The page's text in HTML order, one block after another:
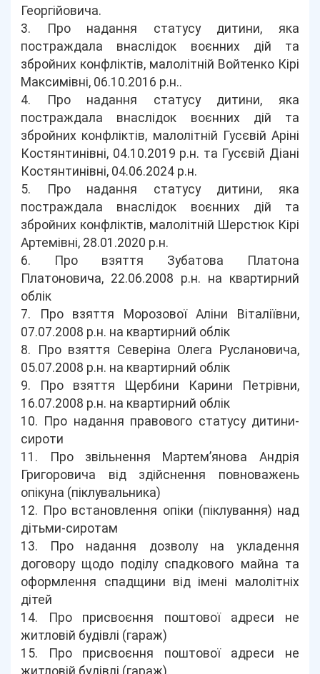
Георгійовича.
3. Про надання статусу дитини, яка
постраждала внаслідок воєнних дій та
збройних конфліктів, малолітній Войтенко Кірі
Максимівні, 06.10.2016 р.н..
4. Про надання статусу дитини, яка
постраждала внаслідок воєнних дій та
збройних конфліктів, малолітній Гусєвій Аріні
Костянтинівні, 04.10.2019 р.н. та Гусєвій Діані
Костянтинівні, 04.06.2024 р.н.
5. Про надання статусу дитини, яка
постраждала внаслідок воєнних дій та
збройних конфліктів, малолітній Шерстюк Кірі
Артемівні, 28.01.2020 р.н.
6. Про взяття Зубатова Платона
Платоновича, 22.06.2008 р.н. на квартирний
облік
7. Про взяття Морозової Аліни Віталіївни,
07.07.2008 р.н. на квартирний облік
8. Про взяття Северіна Олега Руслановича,
05.07.2008 р.н. на квартирний облік
9. Про взяття Щербини Карини Петрівни,
16.07.2008 р.н. на квартирний облік
10. Про надання правового статусу дитини-
сироти
11. Про звільнення Мартем’янова Андрія
Григоровича від здійснення повноважень
опікуна (піклувальника)
12. Про встановлення опіки (піклування) над
дітьми-сиротам
13. Про надання дозволу на укладення
договору щодо поділу спадкового майна та
оформлення спадщини від імені малолітніх
дітей
14. Про присвоєння поштової адреси не
житловій будівлі (гараж)
15. Про присвоєння поштової адреси не
житловій будівлі (гараж)